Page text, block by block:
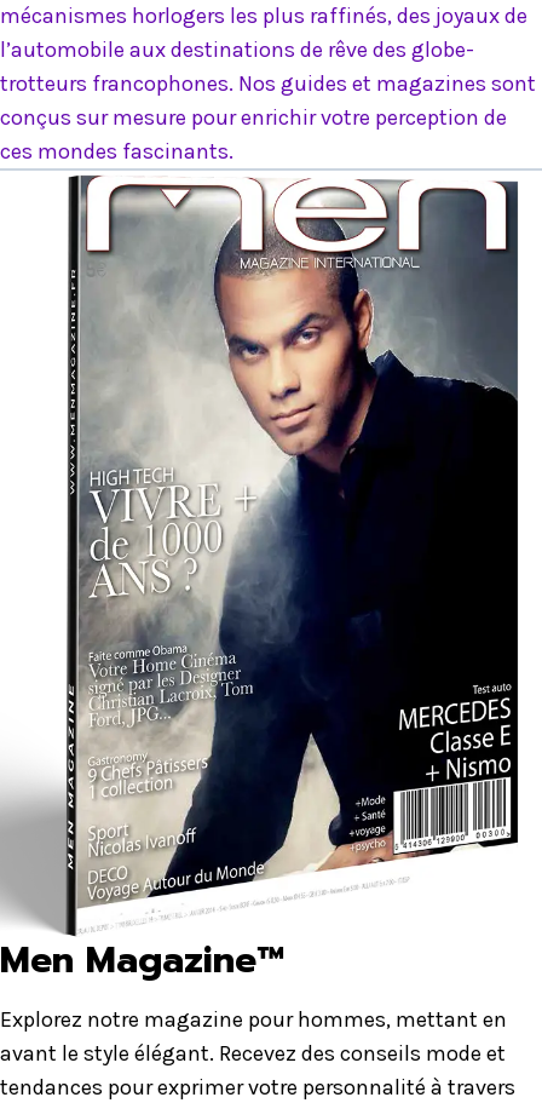
mécanismes horlogers les plus raffinés, des joyaux de
l’automobile aux destinations de rêve des globe-
trotteurs francophones. Nos guides et magazines sont
conçus sur mesure pour enrichir votre perception de
ces mondes fascinants.
Men Magazine™
Explorez notre magazine pour hommes, mettant en
avant le style élégant. Recevez des conseils mode et
tendances pour exprimer votre personnalité à travers